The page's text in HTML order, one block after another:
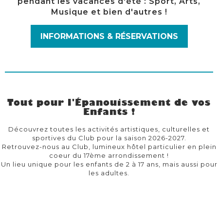
Musique et bien d'autres !
INFORMATIONS & RÉSERVATIONS
Tout pour l'Épanouissement de vos
Enfants !
Découvrez toutes les activités artistiques, culturelles et
sportives du Club pour la saison 2026-2027.
Retrouvez-nous au Club, lumineux hôtel particulier en plein
coeur du 17ème arrondissement !
Un lieu unique pour les enfants de 2 à 17 ans, mais aussi pour
les adultes.